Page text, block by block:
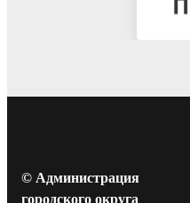
© Администрация
городского округа